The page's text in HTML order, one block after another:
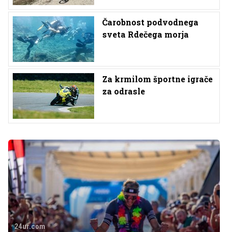
Čarobnost podvodnega
sveta Rdečega morja
Za krmilom športne igrače
za odrasle
24ur.com